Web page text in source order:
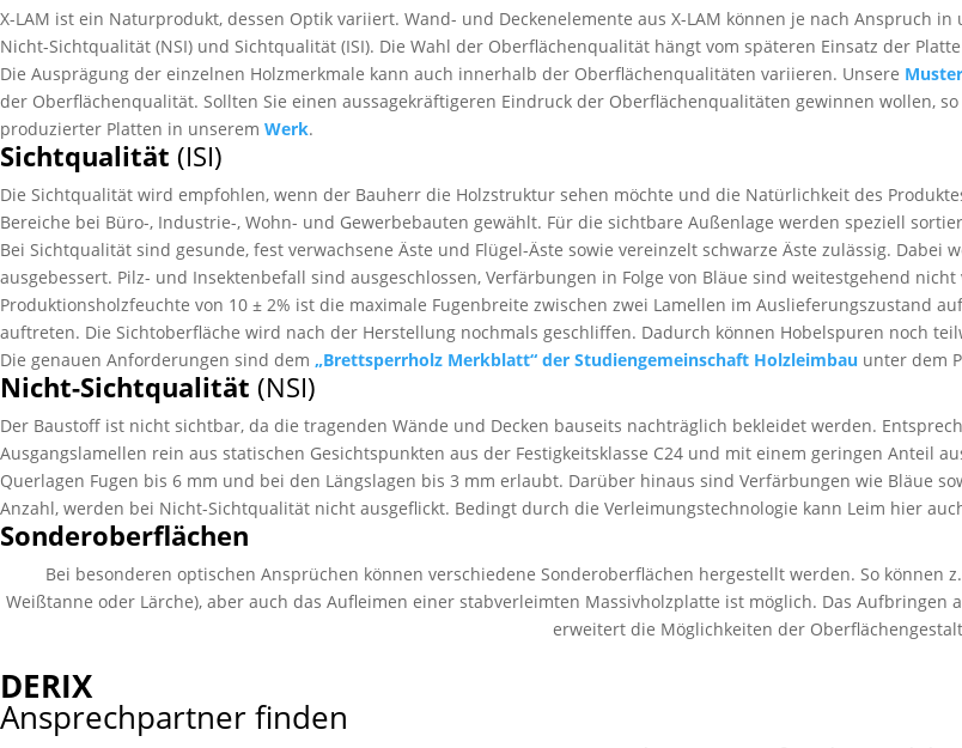
X-LAM ist ein Natur­produkt, dessen Optik variiert. Wand- und Decken­elemente aus X-LAM können je nach
Nicht-Sichtqualität (NSI) und Sichtqualität (ISI). Die Wahl der Oberflächen­qualität hängt vom späteren Einsatz der
Die Ausprägung der einzelnen Holz­merkmale kann auch innerhalb der Oberflächen­qualitäten variieren. Unsere Muster
der Oberflächen­qualität. Sollten Sie einen aussage­kräftigeren Eindruck der Oberflächen­qualitäten gewinnen wollen,
produzierter Platten in unserem Werk.
Sichtqualität (ISI)
Die Sichtqualität wird empfohlen, wenn der Bauherr die Holzstruktur sehen möchte und die Natürlichkeit des
Bereiche bei Büro-, Industrie-, Wohn- und Gewerbebauten gewählt. Für die sichtbare Außenlage werden speziell
Bei Sichtqualität sind gesunde, fest verwachsene Äste und Flügel-Äste sowie vereinzelt schwarze Äste zulässig. Dabei
ausgebessert. Pilz- und Insekten­befall sind ausgeschlossen, Ver­färb­ungen in Folge von Bläue sind weitest­gehend
Produktions­holz­feuchte von 10 ± 2% ist die maximale Fugen­breite zwischen zwei Lamellen im Auslieferungs­zustand
auftreten. Die Sicht­oberfläche wird nach der Her­stellung nochmals geschliffen. Dadurch können Hobel­spuren noch
Die genauen Anforder­ung­en sind dem „Brett­sperr­holz Merkblatt“ der Studien­gemeinschaft Holz­leim­bau unter dem
Nicht-Sichtqualität (NSI)
Der Baustoff ist nicht sichtbar, da die tragenden Wände und Decken bauseits nach­träglich bekleidet werden.
Ausgangs­lamellen rein aus statischen Gesichts­punkten aus der Festigkeits­klasse C24 und mit einem geringen Anteil
Querlagen Fugen bis 6 mm und bei den Längslagen bis 3 mm erlaubt. Darüber hinaus sind Verfärbungen wie Bläue
Anzahl, werden bei Nicht-Sichtqualität nicht ausgeflickt. Bedingt durch die Verleimungs­technologie kann Leim hier
Sonder­oberflächen
Bei besonderen optischen Ansprüchen können verschiedene Sonder­ober­flächen hergestellt werden. So können
Weißtanne oder Lärche), aber auch das Aufleimen einer stabverleimten Massiv­holz­platte ist möglich. Das
erweitert die Möglich­keiten der
DERIX
Ansprechpartner finden